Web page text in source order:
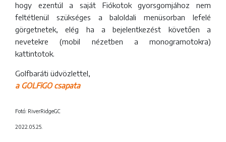
hogy ezentúl a saját Fiókotok gyorsgomjához nem
feltétlenül szükséges a baloldali menüsorban lefelé
görgetnetek, elég ha a bejelentkezést követően a
nevetekre (mobil nézetben a monogramotokra)
kattintotok.
Golfbaráti üdvözlettel,
a GOLFiGO csapata
Fotó: RiverRidgeGC
2022.05.25.